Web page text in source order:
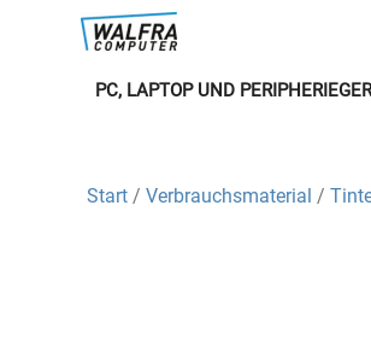
PC, LAPTOP UND
Start / Verbrauchsmaterial /